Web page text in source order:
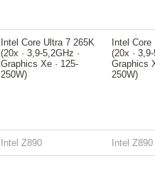
Intel Core Ultra 7 265K
(20x · 3,9-5,2GHz ·
Graphics Xe · 125-
250W)
Intel
(20x ·
Graphics
250W)
Intel Z890 Intel Z890